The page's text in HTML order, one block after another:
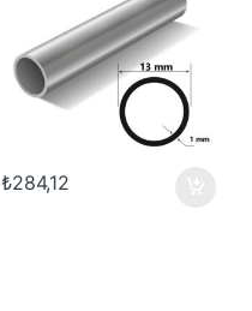
₺284,12